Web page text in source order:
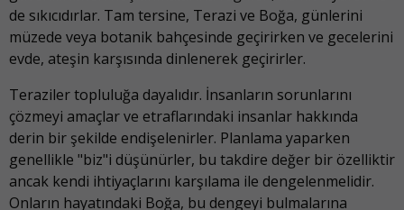
de sıkıcıdırlar. Tam tersine, Terazi ve Boğa, günlerini
müzede veya botanik bahçesinde geçirirken ve gecelerini
evde, ateşin karşısında dinlenerek geçirirler.
Teraziler topluluğa dayalıdır. İnsanların sorunlarını
çözmeyi amaçlar ve etraflarındaki insanlar hakkında
derin bir şekilde endişelenirler. Planlama yaparken
genellikle "biz"i düşünürler, bu takdire değer bir özelliktir
ancak kendi ihtiyaçlarını karşılama ile dengelenmelidir.
Onların hayatındaki Boğa, bu dengeyi bulmalarına